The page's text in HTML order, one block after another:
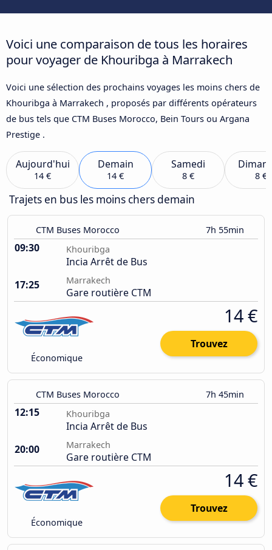
Voici une comparaison de tous les horaires
pour voyager de Khouribga à Marrakech
Voici une sélection des prochains voyages les moins chers de
Khouribga à Marrakech , proposés par différents opérateurs
de bus tels que CTM Buses Morocco, Bein Tours ou Argana
Prestige .
Aujourd'hui
14 €
Demain
14 €
Samedi
8 € 8 €
Trajets en bus les moins chers demain
CTM Buses Morocco 7h 55min
09:30 Khouribga
Incia Arrêt de Bus
17:25
Marrakech
Gare routière CTM
Économique
14 €
Trouvez
CTM Buses Morocco 7h 45min
12:15 Khouribga
Incia Arrêt de Bus
20:00
Marrakech
Gare routière CTM
Économique
14 €
Trouvez